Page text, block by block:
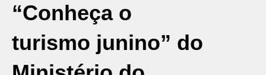
“Conheça o
turismo junino” do